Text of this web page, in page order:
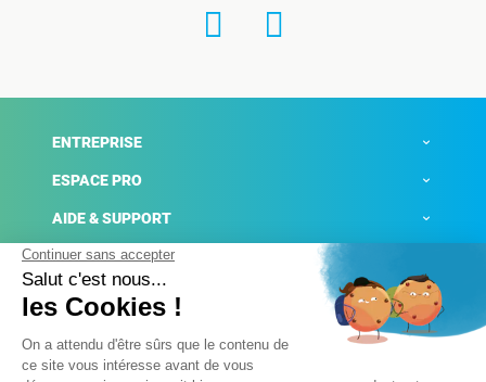
ENTREPRISE
ESPACE PRO
AIDE & SUPPORT
ACTUALITÉS
Mentions légales